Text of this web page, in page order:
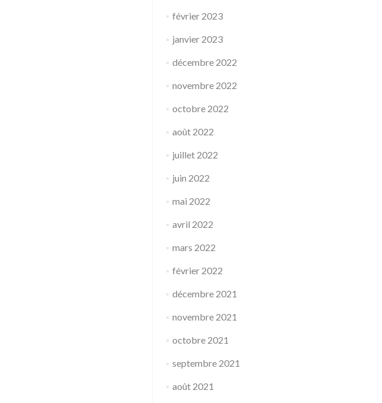
février 2023
janvier 2023
décembre 2022
novembre 2022
octobre 2022
août 2022
juillet 2022
juin 2022
mai 2022
avril 2022
mars 2022
février 2022
décembre 2021
novembre 2021
octobre 2021
septembre 2021
août 2021